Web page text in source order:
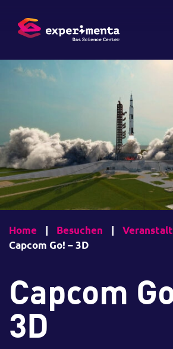
Home | Besuchen |
Capcom Go! – 3D
Capcom
3D